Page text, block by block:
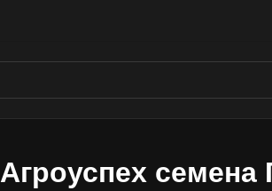
Агроуспех семена